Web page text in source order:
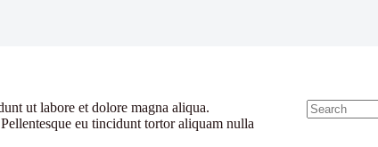
ut labore et dolore magna aliqua.
eu tincidunt tortor aliquam nulla